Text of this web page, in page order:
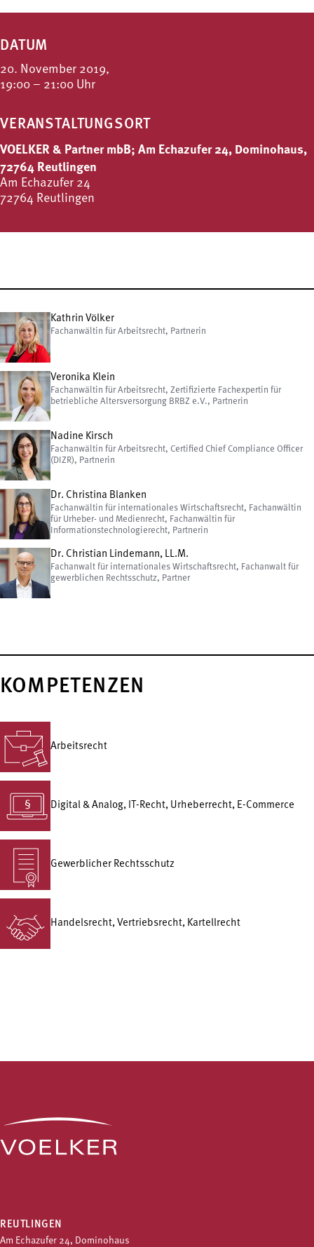
DATUM
20. November 2019,
19:00 – 21:00 Uhr
VERANSTALTUNGSORT
VOELKER & Partner mbB; Am Echazufer 24, Dominohaus,
72764 Reutlingen
Am Echazufer 24
72764 Reutlingen
Kathrin Völker
Fachanwältin für Arbeitsrecht, Partnerin
Veronika Klein
Fachanwältin für Arbeitsrecht, Zertifizierte Fachexpertin für
betriebliche Altersversorgung BRBZ e.V., Partnerin
Nadine Kirsch
Fachanwältin für Arbeitsrecht, Certified Chief Compliance Officer
(DIZR), Partnerin
Dr. Christina Blanken
Fachanwältin für internationales Wirtschaftsrecht, Fachanwältin
für Urheber- und Medienrecht, Fachanwältin für
Informationstechnologierecht, Partnerin
Dr. Christian Lindemann, LL.M.
Fachanwalt für internationales Wirtschaftsrecht, Fachanwalt für
gewerblichen Rechtsschutz, Partner
KOMPETENZEN
Arbeitsrecht
Digital & Analog, IT-Recht, Urheberrecht, E-Commerce
Gewerblicher Rechtsschutz
Handelsrecht, Vertriebsrecht, Kartellrecht
REUTLINGEN
Am Echazufer 24, Dominohaus